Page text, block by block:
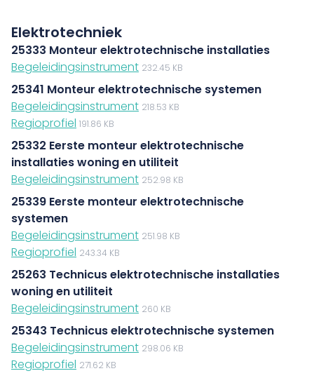
Elektrotechniek
25333 Monteur elektrotechnische installaties
Begeleidingsinstrument 232.45 KB
25341 Monteur elektrotechnische systemen
Begeleidingsinstrument 218.53 KB
Regioprofiel 191.86 KB
25332 Eerste monteur elektrotechnische
installaties woning en utiliteit
Begeleidingsinstrument 252.98 KB
25339 Eerste monteur elektrotechnische
systemen
Begeleidingsinstrument 251.98 KB
Regioprofiel 243.34 KB
25263 Technicus elektrotechnische installaties
woning en utiliteit
Begeleidingsinstrument 260 KB
25343 Technicus elektrotechnische systemen
Begeleidingsinstrument 298.06 KB
Regioprofiel 271.62 KB